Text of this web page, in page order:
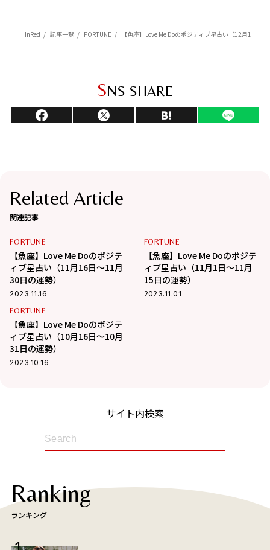
InRed 記事一覧 FORTUNE 【魚座】Love Me Doのポジティブ星占い（12月1日～12月15日の運勢）
SNS SHARE
Related Article
関連記事
FORTUNE
【魚座】Love Me Doのポジテ
ィブ星占い（11月16日～11月
30日の運勢）
2023.11.16
FORTUNE
【魚座】Love Me Doのポジテ
ィブ星占い（11月1日～11月
15日の運勢）
2023.11.01
FORTUNE
【魚座】Love Me Doのポジテ
ィブ星占い（10月16日～10月
31日の運勢）
2023.10.16
サイト内検索
Ranking
ランキング